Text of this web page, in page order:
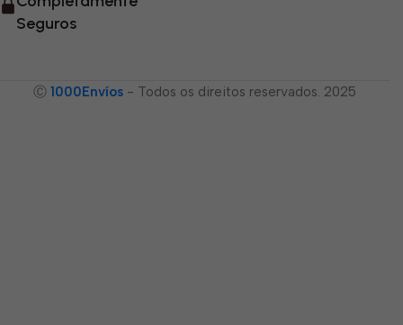
Seguros
Ⓒ 1000Envíos - Todos os direitos reservados. 2025